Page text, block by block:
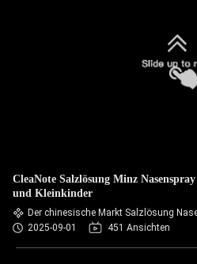
CleaNote Salzlösung Minz
und Kleinkinder
Der chinesische Markt Salzlösung
2025-09-01
451 Ansichten